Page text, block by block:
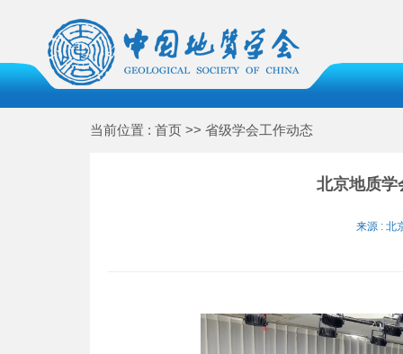
当前位置 : 首页 >> 省级学会工作动态
北京地质学
来源 :